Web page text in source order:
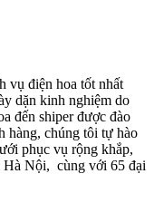
vụ điện hoa tốt nhất
dặn kinh nghiệm do
đến shiper được đào
hàng, chúng tôi tự hào
phục vụ rộng khắp,
Hà Nội, cùng với 65 đại